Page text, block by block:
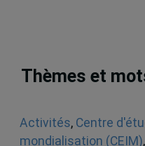
Thèmes et
Activités, Centre
mondialisation (CEIM),